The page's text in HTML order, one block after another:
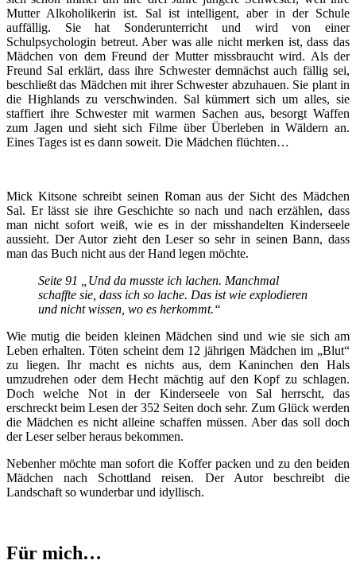
Mutter Alkoholikerin ist. Sal ist intelligent, aber in der Schule
auffällig. Sie hat Sonderunterricht und wird von einer
Schulpsychologin betreut. Aber was alle nicht merken ist, dass das
Mädchen von dem Freund der Mutter missbraucht wird. Als der
Freund Sal erklärt, dass ihre Schwester demnächst auch fällig sei,
beschließt das Mädchen mit ihrer Schwester abzuhauen. Sie plant in
die Highlands zu verschwinden. Sal kümmert sich um alles, sie
staffiert ihre Schwester mit warmen Sachen aus, besorgt Waffen
zum Jagen und sieht sich Filme über Überleben in Wäldern an.
Eines Tages ist es dann soweit. Die Mädchen flüchten…
Mick Kitsone schreibt seinen Roman aus der Sicht des Mädchen
Sal. Er lässt sie ihre Geschichte so nach und nach erzählen, dass
man nicht sofort weiß, wie es in der misshandelten Kinderseele
aussieht. Der Autor zieht den Leser so sehr in seinen Bann, dass
man das Buch nicht aus der Hand legen möchte.
Seite 91 „Und da musste ich lachen. Manchmal
schaffte sie, dass ich so lache. Das ist wie explodieren
und nicht wissen, wo es herkommt.“
Wie mutig die beiden kleinen Mädchen sind und wie sie sich am
Leben erhalten. Töten scheint dem 12 jährigen Mädchen im „Blut“
zu liegen. Ihr macht es nichts aus, dem Kaninchen den Hals
umzudrehen oder dem Hecht mächtig auf den Kopf zu schlagen.
Doch welche Not in der Kinderseele von Sal herrscht, das
erschreckt beim Lesen der 352 Seiten doch sehr. Zum Glück werden
die Mädchen es nicht alleine schaffen müssen. Aber das soll doch
der Leser selber heraus bekommen.
Nebenher möchte man sofort die Koffer packen und zu den beiden
Mädchen nach Schottland reisen. Der Autor beschreibt die
Landschaft so wunderbar und idyllisch.
Für mich…